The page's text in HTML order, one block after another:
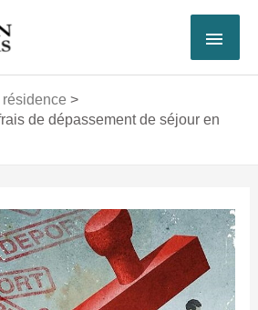
de dépassement de séjour en